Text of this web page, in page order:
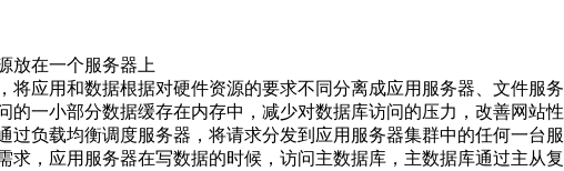
放在一个服务器上
将应用和数据根据对硬件资源的要求不同分离成应用服务器、文件服
的一小部分数据缓存在内存中，减少对数据库访问的压力，改善网站
过负载均衡调度服务器，将请求分发到应用服务器集群中的任何一台
求，应用服务器在写数据的时候，访问主数据库，主数据库通过主从